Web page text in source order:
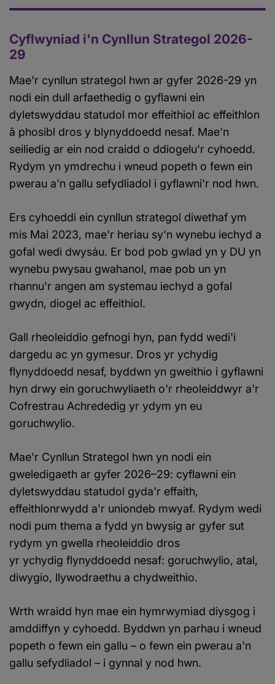
Cyflwyniad i'n Cynllun Strategol 2026-
29
Mae'r cynllun strategol hwn ar gyfer 2026-29 yn
nodi ein dull arfaethedig o gyflawni ein
dyletswyddau statudol mor effeithiol ac effeithlon
â phosibl dros y blynyddoedd nesaf. Mae'n
seiliedig ar ein nod craidd o ddiogelu'r cyhoedd.
Rydym yn ymdrechu i wneud popeth o fewn ein
pwerau a'n gallu sefydliadol i gyflawni'r nod hwn.
Ers cyhoeddi ein cynllun strategol diwethaf ym
mis Mai 2023, mae'r heriau sy'n wynebu iechyd a
gofal wedi dwysáu. Er bod pob gwlad yn y DU yn
wynebu pwysau gwahanol, mae pob un yn
rhannu'r angen am systemau iechyd a gofal
gwydn, diogel ac effeithiol.
Gall rheoleiddio gefnogi hyn, pan fydd wedi'i
dargedu ac yn gymesur. Dros yr ychydig
flynyddoedd nesaf, byddwn yn gweithio i gyflawni
hyn drwy ein goruchwyliaeth o'r rheoleiddwyr a'r
Cofrestrau Achrededig yr ydym yn eu
goruchwylio.
Mae'r Cynllun Strategol hwn yn nodi ein
gweledigaeth ar gyfer 2026–29: cyflawni ein
dyletswyddau statudol gyda'r effaith,
effeithlonrwydd a'r uniondeb mwyaf. Rydym wedi
nodi pum thema a fydd yn bwysig ar gyfer sut
rydym yn gwella rheoleiddio dros
yr ychydig flynyddoedd nesaf: goruchwylio, atal,
diwygio, llywodraethu a chydweithio.
Wrth wraidd hyn mae ein hymrwymiad diysgog i
amddiffyn y cyhoedd. Byddwn yn parhau i wneud
popeth o fewn ein gallu – o fewn ein pwerau a'n
gallu sefydliadol – i gynnal y nod hwn.